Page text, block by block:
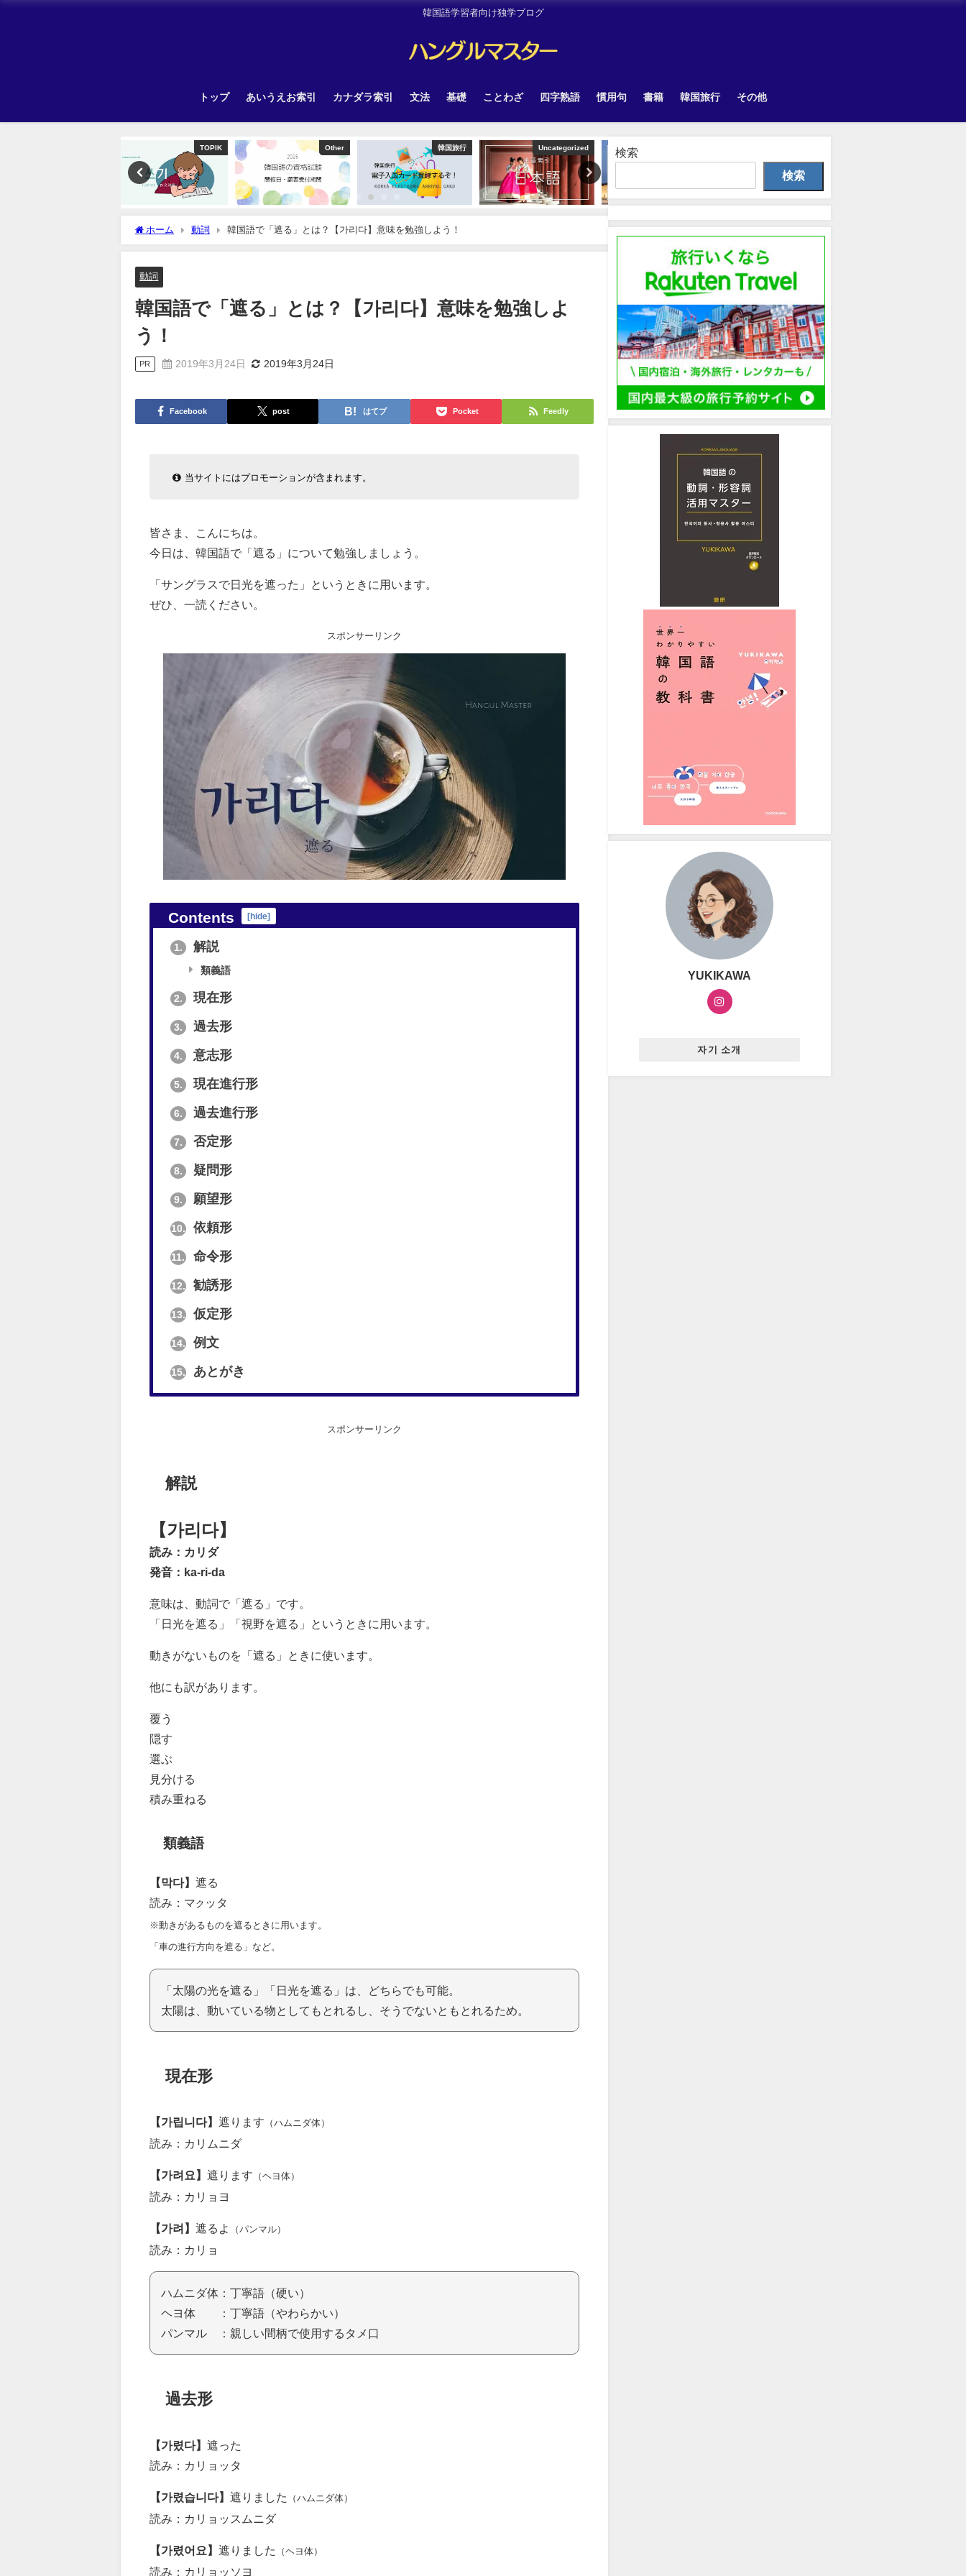
韓国語学習者向け独学ブログ
トップ あいうえお索引 カナダラ索引 文法 基礎 ことわざ 四字熟語 慣用句 書籍 韓国旅行 その他
Other 韓国旅行 Uncategorized Uncategorized
ホーム 動詞 韓国語で「遮る」とは？【가리다】意味を勉強しよう！
動詞
韓国語で「遮る」とは？【가리다】意味を勉強しよ
う！
PR 2019年3月24日 2019年3月24日
Facebook post はてブ Pocket Feedly
当サイトにはプロモーションが含まれます。
皆さま、こんにちは。
今日は、韓国語で「遮る」について勉強しましょう。
「サングラスで日光を遮った」というときに用います。
ぜひ、一読ください。
スポンサーリンク
Contents [hide]
1. 解説
類義語
2. 現在形
3. 過去形
4. 意志形
5. 現在進行形
6. 過去進行形
7. 否定形
8. 疑問形
9. 願望形
10. 依頼形
11. 命令形
12. 勧誘形
13. 仮定形
14. 例文
15. あとがき
スポンサーリンク
解説
【가리다】
読み：カリダ
発音：ka-ri-da
意味は、動詞で「遮る」です。
「日光を遮る」「視野を遮る」というときに用います。
動きがないものを「遮る」ときに使います。
他にも訳があります。
覆う
隠す
選ぶ
見分ける
積み重ねる
類義語
【막다】 遮る
読み：マク ッタ
※動きがあるものを遮るときに用います。
「車の進行方向を遮る」など。
「太陽の光を遮る」「日光を遮る」は、どちらでも可能。
太陽は、動いている物としてもとれるし、そうでないともとれるため。
現在形
【가립니다】 遮ります （ハムニダ体）
読み：カリムニダ
【가려요】 遮ります （ヘヨ体）
読み：カリョヨ
【가려】 遮るよ （パンマル）
読み：カリョ
ハムニダ体：丁寧語（硬い）
ヘヨ体 ：丁寧語（やわらかい）
パンマル ：親しい間柄で使用するタメ口
過去形
【가렸다】 遮った
読み：カリョッタ
【가렸습니다】 遮りました （ハムニダ体）
読み：カリョッスムニダ
【가렸어요】 遮りました （ヘヨ体）
読み：カリョッソヨ
検索
検索
YUKIKAWA
자기 소개